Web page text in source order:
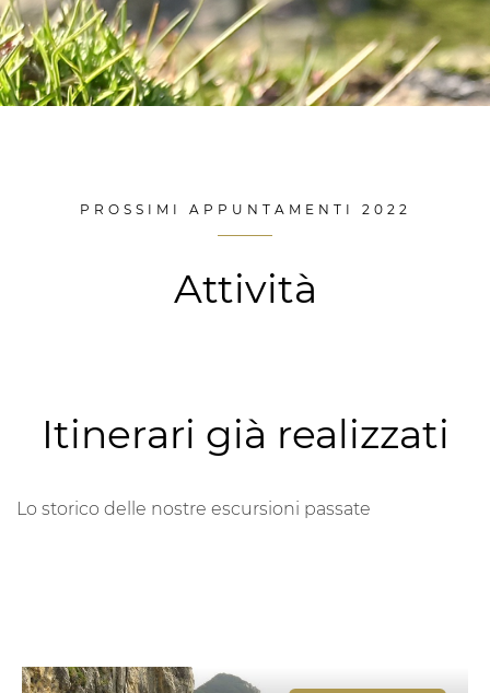
PROSSIMI APPUNTAMENTI 2022
Attività
Itinerari già realizzati
Lo storico delle nostre escursioni passate